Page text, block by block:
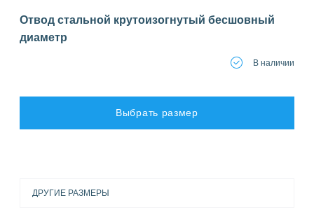
Отвод стальной крутоизогнутый бесшовный
диаметр
В наличии
Выбрать размер
ДРУГИЕ РАЗМЕРЫ